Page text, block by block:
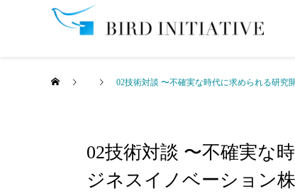
02技術対談 〜不確実な時代に求められる研究
02技術対談 〜不確実な
ジネスイノベーション